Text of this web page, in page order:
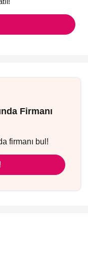
Firmanı
firmanı bul!